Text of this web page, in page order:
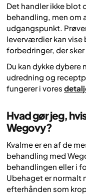
Det handler ikke blot
behandling, men om
udgangspunkt.
leverværdier kan vise
forbedringer, der
Du kan dykke dybere
udredning og
fungerer i vores
Hvad gør jeg,
Wegovy?
Kvalme er en af de
behandling med
behandlingen eller i
Ubehaget er normalt
efterhånden som